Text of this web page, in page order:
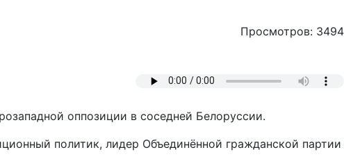
Просмотров: 3494
оппозиции в соседней Белоруссии.
политик, лидер Объединённой гражданской партии